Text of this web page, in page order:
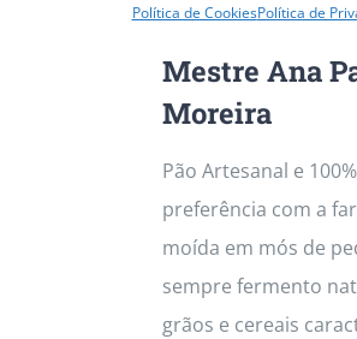
Política de CookiesPolítica de
may
on
the
product
page
Padaria
Mestre Ana
Moreira
Pão Artesanal e
preferência com a
moída em mós de
sempre fermento
grãos e cereais